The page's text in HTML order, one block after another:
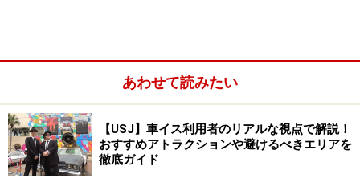
お正月イベント～東京編～
■大江戸温泉物語(東京都江東区)
あわせて読みたい
【USJ】車イス利用者のリアルな視点で解説！
おすすめアトラクションや避けるべきエリアを
徹底ガイド